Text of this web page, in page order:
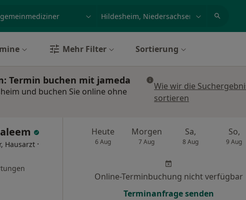
Mehr Filter Sortierung
Termin buchen mit jameda
und buchen Sie online ohne
Wie wir die
sortieren
Hausarzt ·
Heute
6 Aug
Morgen
7 Aug
Sa,
8 Aug
So,
9 Aug
Online-Terminbuchung nicht verfügbar
Terminanfrage senden